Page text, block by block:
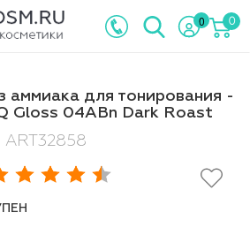
0 0
аммиака для тонирования -
Gloss 04ABn Dark Roast
ART32858